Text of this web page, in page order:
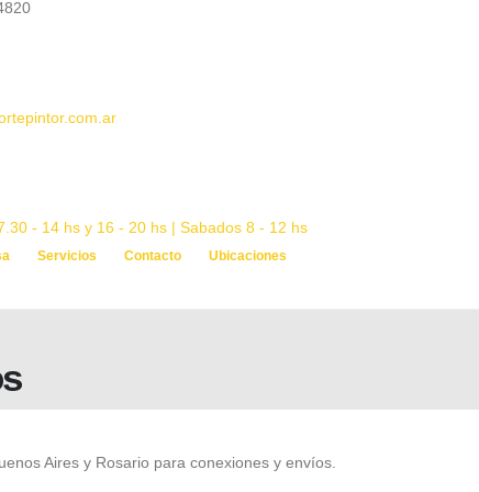
- 14 hs y 16 - 20 hs | Sabados 8 - 12 hs
Servicios Contacto Ubicaciones
Aires y Rosario para conexiones y envíos.